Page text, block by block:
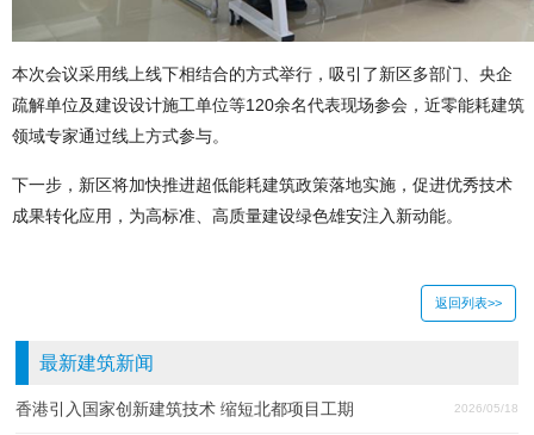
本次会议采用线上线下相结合的方式举行，吸引了新区多部门、央企
疏解单位及建设设计施工单位等120余名代表现场参会，近零能耗建筑
领域专家通过线上方式参与。
下一步，新区将加快推进超低能耗建筑政策落地实施，促进优秀技术
成果转化应用，为高标准、高质量建设绿色雄安注入新动能。
返回列表>>
最新建筑新闻
香港引入国家创新建筑技术 缩短北都项目工期 2026/05/18